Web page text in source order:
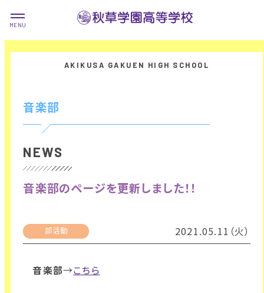
音楽部
NEWS
音楽部のページを更新しました！！
部活動 2021.05.11（火）
音楽部→こちら